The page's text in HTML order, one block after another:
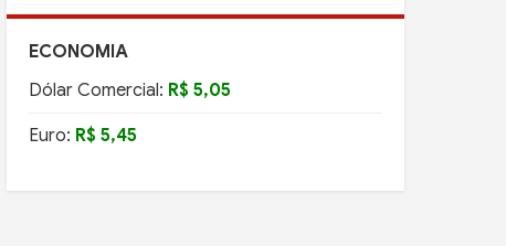
ECONOMIA
Dólar Comercial: R$ 5,05
Euro: R$ 5,45